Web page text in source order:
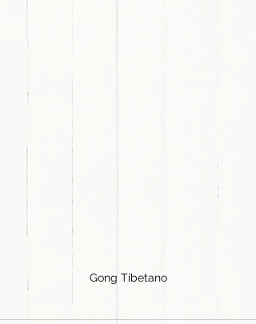
Gong Tibetano